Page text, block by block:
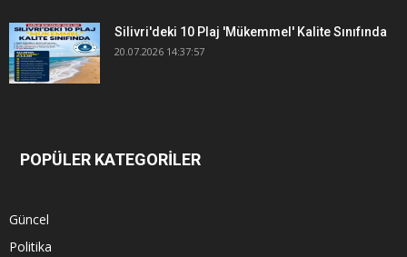
Silivri'deki 10 Plaj 'Mükemmel' Kalite Sınıfında
20.07.2026 14:37:57
POPÜLER KATEGORİLER
Güncel
Politika